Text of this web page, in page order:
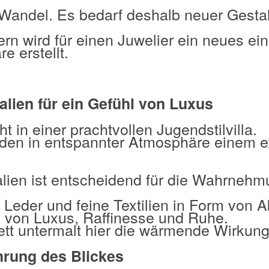
Es bedarf deshalb neuer
wird für einen Juwelier ein neues
erstellt.
für ein Gefühl von Luxus
in einer prachtvollen Jugendstilvilla.
in entspannter Atmosphäre einem
ist entscheidend für die
und feine Textilien in Form von
Luxus, Raffinesse und Ruhe.
untermalt hier die wärmende
des Blickes